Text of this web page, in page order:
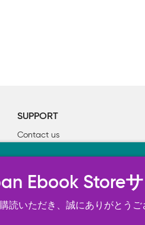
SUPPORT
Contact us
Web サイトは正常に機能する
クスペリエンスの向上、広告
Ebook Store
読いただき、誠にありがとう